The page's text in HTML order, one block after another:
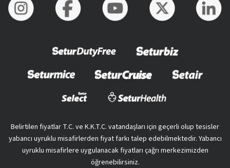
Belirtilen fiyatlar T.C. ve K.K.T.C. vatandaşları için geçerli olup tesisler
yabancı uyruklu misafirlerden fiyat farkı talep edebilmektedir. Yabancı
uyruklu misafirlere uygulanacak fiyatları çağrı merkezimizden
öğrenebilirsiniz.